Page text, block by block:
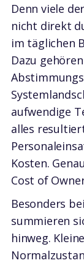
Denn viele
nicht direkt
im täglichen
Dazu
aufwendige
alles
Kosten.
Cost of
Besonders
summieren
hinweg.